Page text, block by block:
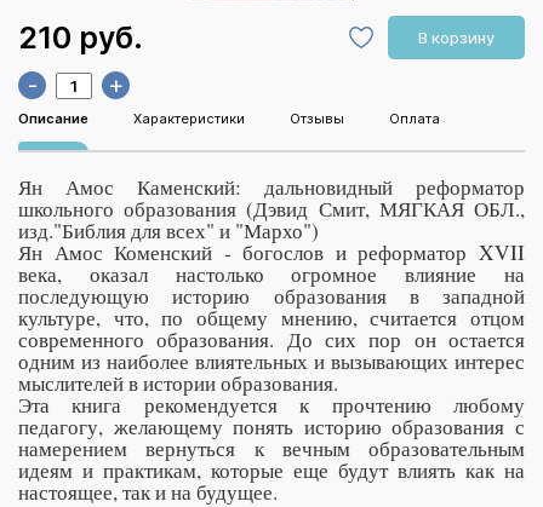
210 руб. В корзину
- +
Описание Характеристики Отзывы Оплата
Ян Амос Каменский: дальновидный реформатор
школьного образования (Дэвид Смит, МЯГКАЯ ОБЛ.,
изд."Библия для всех" и "Мархо")
Ян Амос Коменский - богослов и реформатор XVII
века, оказал настолько огромное влияние на
последующую историю образования в западной
культуре, что, по общему мнению, считается отцом
современного образования. До сих пор он остается
одним из наиболее влиятельных и вызывающих интерес
мыслителей в истории образования.
Эта книга рекомендуется к прочтению любому
педагогу, желающему понять историю образования с
намерением вернуться к вечным образовательным
идеям и практикам, которые еще будут влиять как на
настоящее, так и на будущее.